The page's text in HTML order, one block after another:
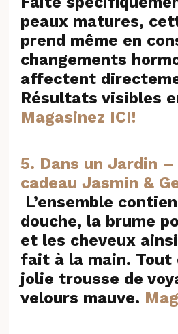
peaux matures,
prend même en
changements
affectent
Résultats visibles
Magasinez ICI!
5. Dans un Jardin –
cadeau Jasmin &
L’ensemble
douche, la brume
et les cheveux
fait à la main. Tout
jolie trousse de
velours mauve.